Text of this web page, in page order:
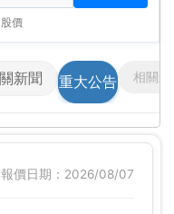
價
新聞 重大公告 相關影
報價日期：2026/08/07